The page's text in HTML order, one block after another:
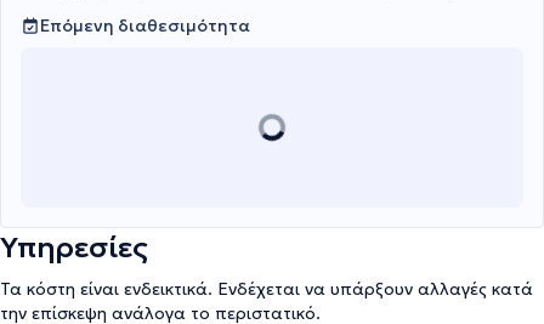
Επόμενη διαθεσιμότητα
Υπηρεσίες
Τα κόστη είναι ενδεικτικά. Ενδέχεται να υπάρξουν αλλαγές κατά
την επίσκεψη ανάλογα το περιστατικό.